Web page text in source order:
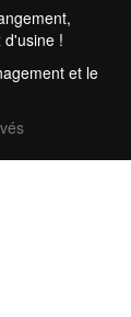
d'usine !
et le